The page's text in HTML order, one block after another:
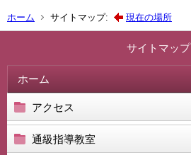
ホーム サイトマップ: 現在の場所
サイトマップ
ホーム
アクセス
通級指導教室